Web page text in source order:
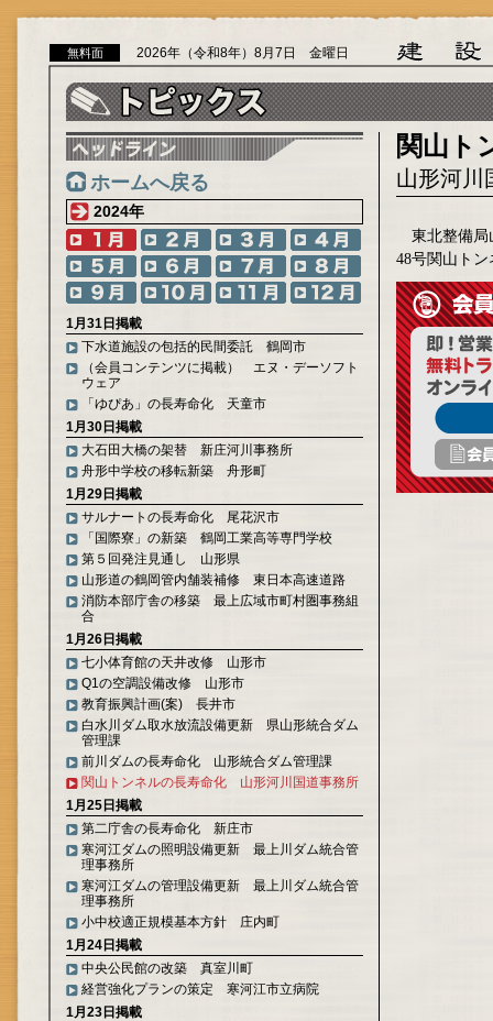
無料面 2026年（令和8年）8月7日 金曜日
ホームへ戻る
2024年
1月31日掲載
下水道施設の包括的民間委託 鶴岡市
（会員コンテンツに掲載） エヌ・デーソフト
ウェア
「ゆぴあ」の長寿命化 天童市
1月30日掲載
大石田大橋の架替 新庄河川事務所
舟形中学校の移転新築 舟形町
1月29日掲載
サルナートの長寿命化 尾花沢市
「国際寮」の新築 鶴岡工業高等専門学校
第５回発注見通し 山形県
山形道の鶴岡管内舗装補修 東日本高速道路
消防本部庁舎の移築 最上広域市町村圏事務組
合
1月26日掲載
七小体育館の天井改修 山形市
Q1の空調設備改修 山形市
教育振興計画(案) 長井市
白水川ダム取水放流設備更新 県山形統合ダム
管理課
前川ダムの長寿命化 山形統合ダム管理課
関山トンネルの長寿命化 山形河川国道事務所
1月25日掲載
第二庁舎の長寿命化 新庄市
寒河江ダムの照明設備更新 最上川ダム統合管
理事務所
寒河江ダムの管理設備更新 最上川ダム統合管
理事務所
小中校適正規模基本方針 庄内町
1月24日掲載
中央公民館の改築 真室川町
経営強化プランの策定 寒河江市立病院
1月23日掲載
関山ト
山形河川
東北整備局
48号関山ト